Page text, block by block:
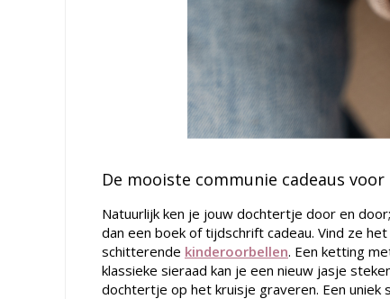
De mooiste communie cadeaus voor
Natuurlijk ken je jouw dochtertje door en
dan een boek of tijdschrift cadeau. Vind ze
schitterende kinderoorbellen. Een ketting
klassieke sieraad kan je een nieuw jasje
dochtertje op het kruisje graveren. Een uniek